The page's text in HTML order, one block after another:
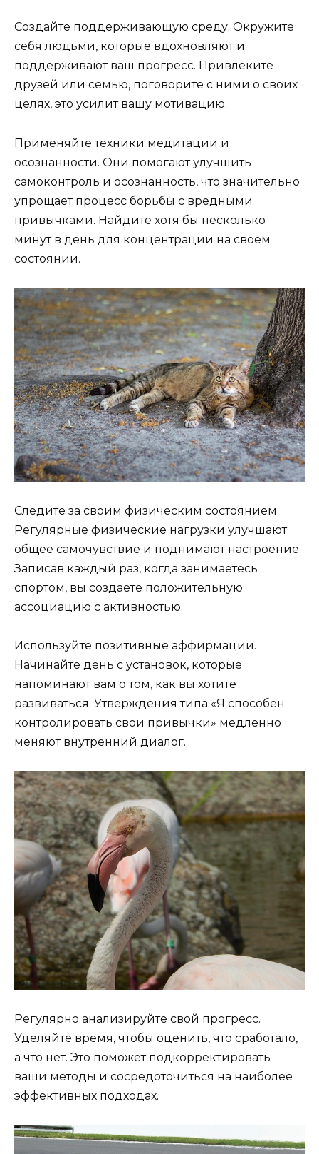
Создайте поддерживающую среду. Окружите
себя людьми, которые вдохновляют и
поддерживают ваш прогресс. Привлеките
друзей или семью, поговорите с ними о своих
целях, это усилит вашу мотивацию.
Применяйте техники медитации и
осознанности. Они помогают улучшить
самоконтроль и осознанность, что значительно
упрощает процесс борьбы с вредными
привычками. Найдите хотя бы несколько
минут в день для концентрации на своем
состоянии.
Следите за своим физическим состоянием.
Регулярные физические нагрузки улучшают
общее самочувствие и поднимают настроение.
Записав каждый раз, когда занимаетесь
спортом, вы создаете положительную
ассоциацию с активностью.
Используйте позитивные аффирмации.
Начинайте день с установок, которые
напоминают вам о том, как вы хотите
развиваться. Утверждения типа «Я способен
контролировать свои привычки» медленно
меняют внутренний диалог.
Регулярно анализируйте свой прогресс.
Уделяйте время, чтобы оценить, что сработало,
а что нет. Это поможет подкорректировать
ваши методы и сосредоточиться на наиболее
эффективных подходах.